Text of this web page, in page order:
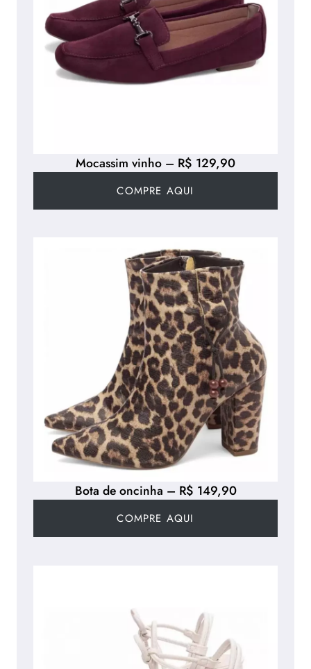
Mocassim vinho – R$ 129,90
COMPRE AQUI
Bota de oncinha – R$ 149,90
COMPRE AQUI